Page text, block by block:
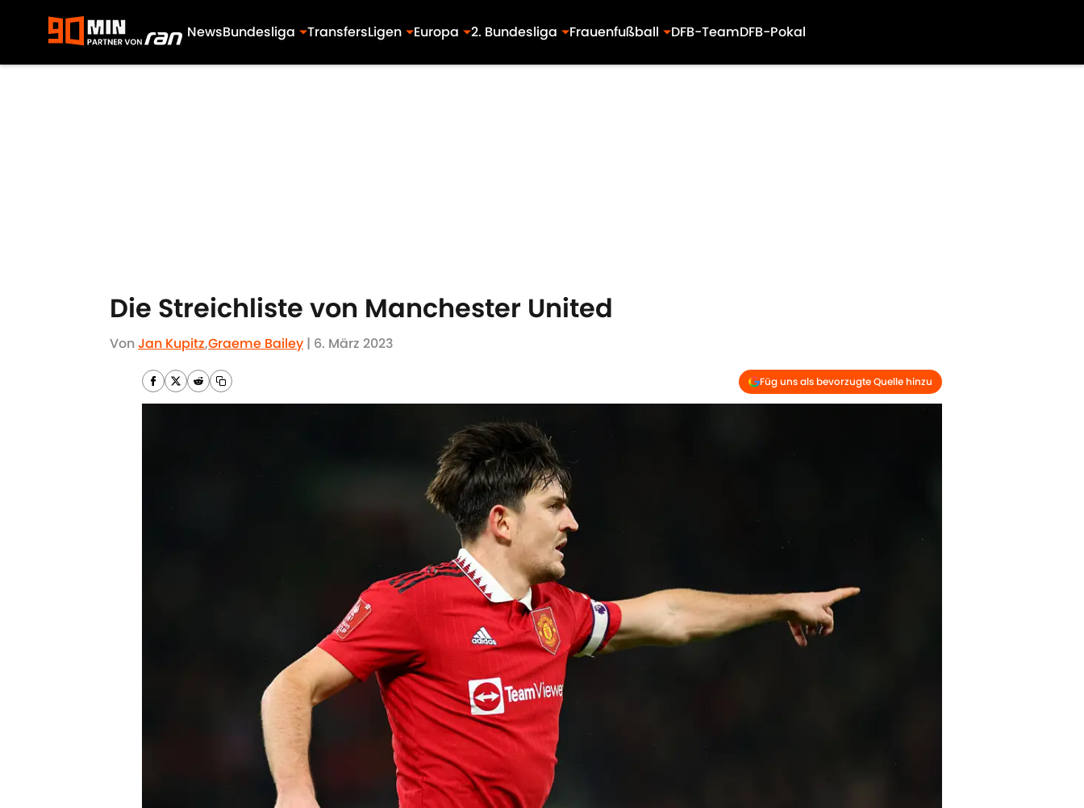
NewsBundesliga TransfersLigen Europa 2. Bundesliga Frauenfußball DFB-TeamDFB-Pokal
Die Streichliste von Manchester United
VonJan Kupitz,Graeme Bailey | 6. März 2023
Füg uns als bevorzugte Quelle hinzu